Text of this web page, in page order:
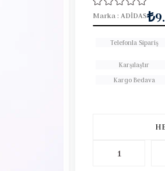
Marka : ADİDAS
Telefonla Sipariş
Karşılaştır
Kargo Bedava